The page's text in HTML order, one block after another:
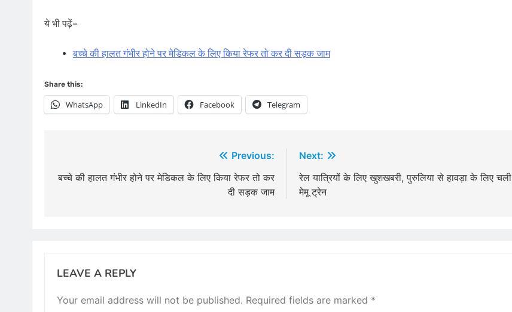
ये भी पढ़ें–
बच्चे की हालत गंभीर होने पर मेडिकल के लिए किया रेफर तो कर दी सड़क जाम
Share this:
WhatsApp LinkedIn Facebook Telegram
navigation
Previous:
बच्चे की हालत गंभीर होने पर मेडिकल के लिए किया रेफर तो कर
दी सड़क जाम
Next:
रेल यात्रियों के लिए खुशखबरी, पुरुलिया से हावड़ा के लिए चली
मेमू ट्रेन
LEAVE A REPLY
Your email address will not be published. Required fields are marked *